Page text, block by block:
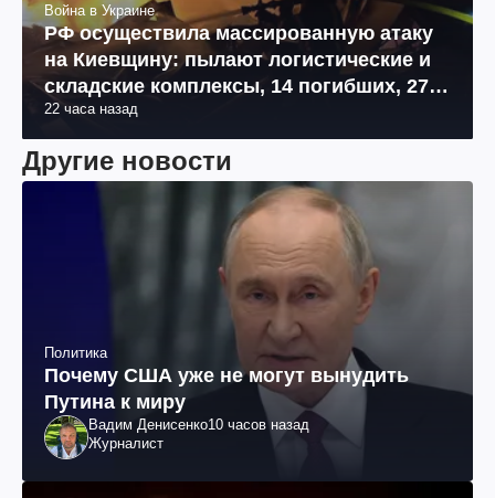
Война в Украине
РФ осуществила массированную атаку
на Киевщину: пылают логистические и
складские комплексы, 14 погибших, 27
раненых (фото, видео)
22 часа назад
Другие новости
Политика
Почему США уже не могут вынудить
Путина к миру
Вадим Денисенко10 часов назад
Журналист